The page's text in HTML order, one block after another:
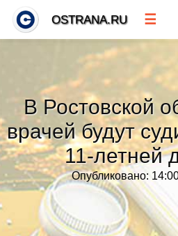
В Ростовской
врачей будут
11-летней
Опубликовано:
OSTRANA.RU ☰
Тренды новостей»
Рубрики»
Правила